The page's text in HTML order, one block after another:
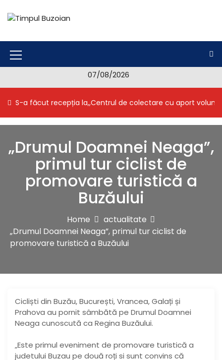
c
n
M
n
I
c
o
07/08/2026
S-a făcut recepția la,,Centrul de colectare cu aport
„Drumul Doamnei Neaga”,
primul tur ciclist de
promovare turistică a
Buzăului
Home
actualitate
„Drumul Doamnei Neaga”, primul tur ciclist de
promovare turistică a Buzăului
Cicliști din Buzău, București, Vrancea, Galați și
Prahova au pornit sâmbătă pe Drumul Doamnei
Neaga cunoscută ca Regina Buzăului.
„Este primul eveniment de promovare turistică a
judetului Buzau pe două roți si sunt convins că